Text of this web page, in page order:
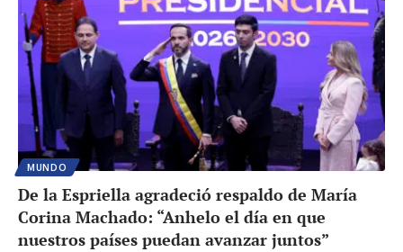
MUNDO
De la Espriella agradeció respaldo de María
Corina Machado: “Anhelo el día en que
nuestros países puedan avanzar juntos”